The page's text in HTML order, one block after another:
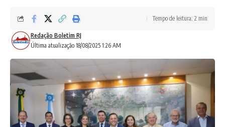
Última atualização 18/08/2025 1:26 AM
Redação Boletim RJ
Tempo de leitura: 2 min